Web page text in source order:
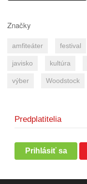
Značky
amfiteáter festival
javisko kultúra
výber Woodstock
Predplatitelia
Prihlásiť sa